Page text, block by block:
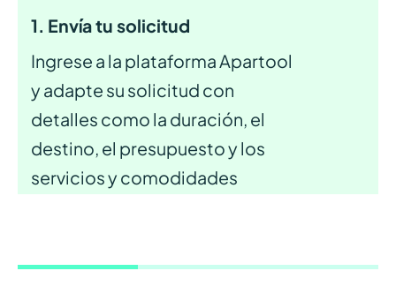
1. Envía tu solicitud
Ingrese a la plataforma Apartool
y adapte su solicitud con
detalles como la duración, el
destino, el presupuesto y los
servicios y comodidades